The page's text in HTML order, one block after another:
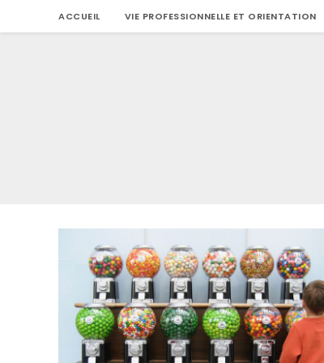
to
ACCUEIL VIE PROFESSIONNELLE ET ORIENTATION